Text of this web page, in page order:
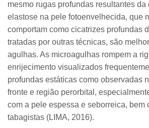
mesmo rugas profundas resultantes da
elastose na pele fotoenvelhecida, que
comportam como cicatrizes profundas
tratadas por outras técnicas, são
agulhas. As microagulhas rompem a
enrijecimento visualizados
profundas estáticas como observadas
fronte e região perorbital,
com a pele espessa e seborreica, bem
tabagistas (LIMA, 2016).